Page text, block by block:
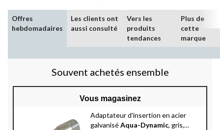
Offres
hebdomadaires
Les clients ont
aussi consulté
Vers les
produits
tendances
Plus de
cette
marque
Souvent achetés ensemble
Vous magasinez
Adaptateur d'insertion en acier
galvaniséAqua-Dynamic, gris,